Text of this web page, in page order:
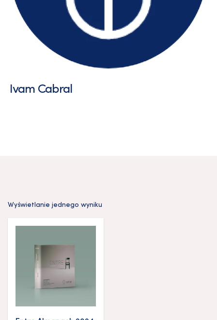
Ivam Cabral
Wyświetlanie jednego wyniku